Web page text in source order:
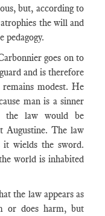
but, according to
the will and
pedagogy.
goes on to
and is therefore
modest. He
man is a sinner
the law would be
Augustine. The law
it wields the sword.
world is inhabited
the law appears as
or does harm, but